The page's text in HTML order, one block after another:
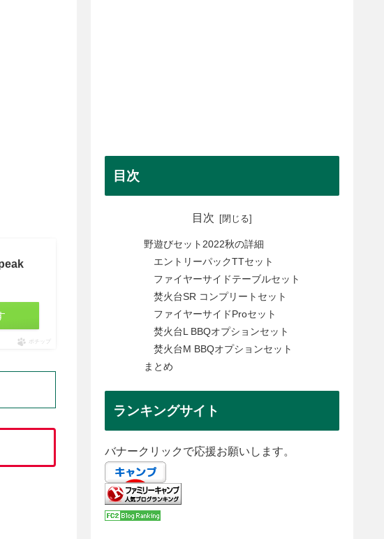
ポチップ
目次
目次
野遊びセット2022秋の詳細
エントリーパックTTセット
ファイヤーサイドテーブルセット
焚火台SR コンプリートセット
ファイヤーサイドProセット
焚火台L BBQオプションセット
焚火台M BBQオプションセット
まとめ
ランキングサイト
バナークリックで応援お願いします。